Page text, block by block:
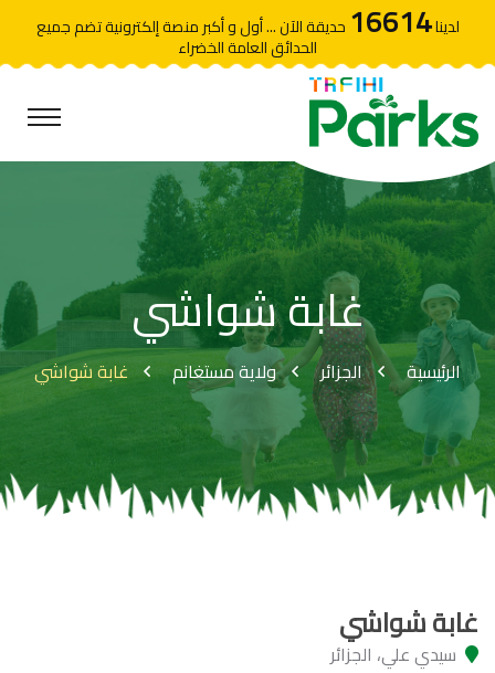
لدينا16614 حديقة الآن ... أول و أكبر منصة إلكترونية تضم جميع
الحدائق العامة الخضراء
غابة شواشي
الرئيسية الجزائر ولاية مستغانم غابة شواشي
غابة شواشي
سيدي علي، الجزائر